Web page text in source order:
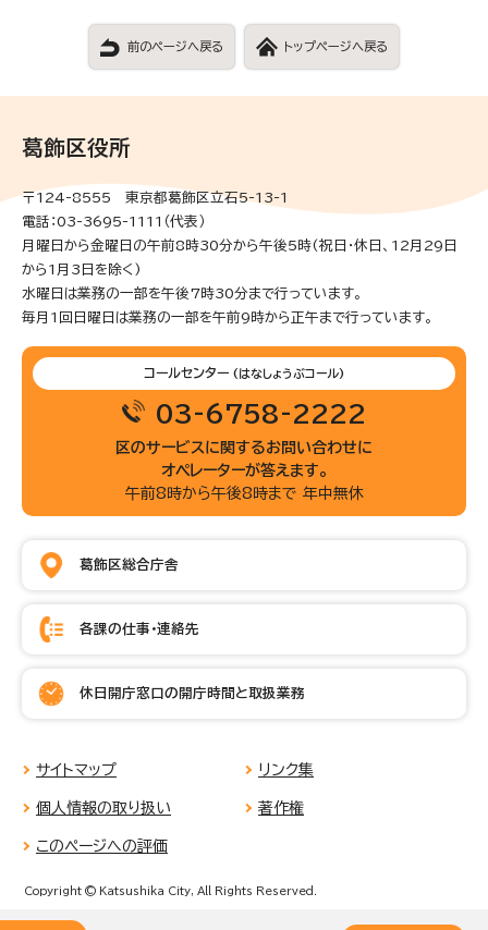
前のページへ戻る トップページへ戻る
葛飾区役所
〒124-8555 東京都葛飾区立石5-13-1
電話：03-3695-1111（代表）
月曜日から金曜日の午前8時30分から午後5時(祝日・休日、12月29日
から1月3日を除く)
水曜日は業務の一部を午後7時30分まで行っています。
毎月1回日曜日は業務の一部を午前9時から正午まで行っています。
コールセンター (はなしょうぶコール)
03-6758-2222
区のサービスに関するお問い合わせに
オペレーターが答えます。
午前8時から午後8時まで 年中無休
葛飾区総合庁舎
各課の仕事・連絡先
休日開庁窓口の開庁時間と取扱業務
サイトマップ リンク集
個人情報の取り扱い 著作権
このページへの評価
Copyright © Katsushika City, All Rights Reserved.